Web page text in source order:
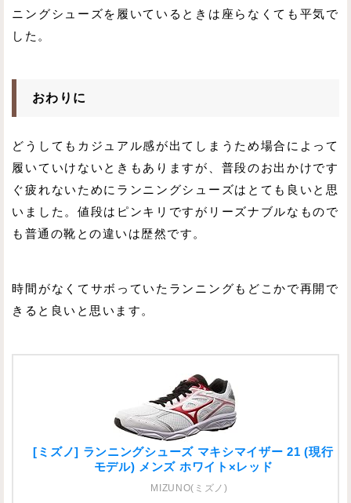
ニングシューズを履いているときは座らなくても平気で
した。
おわりに
どうしてもカジュアル感が出てしまうため場合によって
履いていけないときもありますが、普段のお出かけです
ぐ疲れないためにランニングシューズはとても良いと思
いました。値段はピンキリですがリーズナブルなもので
も普通の靴との違いは歴然です。
時間がなくてサボっていたランニングもどこかで再開で
きると良いと思います。
[ミズノ] ランニングシューズ マキシマイザー 21 (現行
モデル) メンズ ホワイト×レッド
MIZUNO(ミズノ)